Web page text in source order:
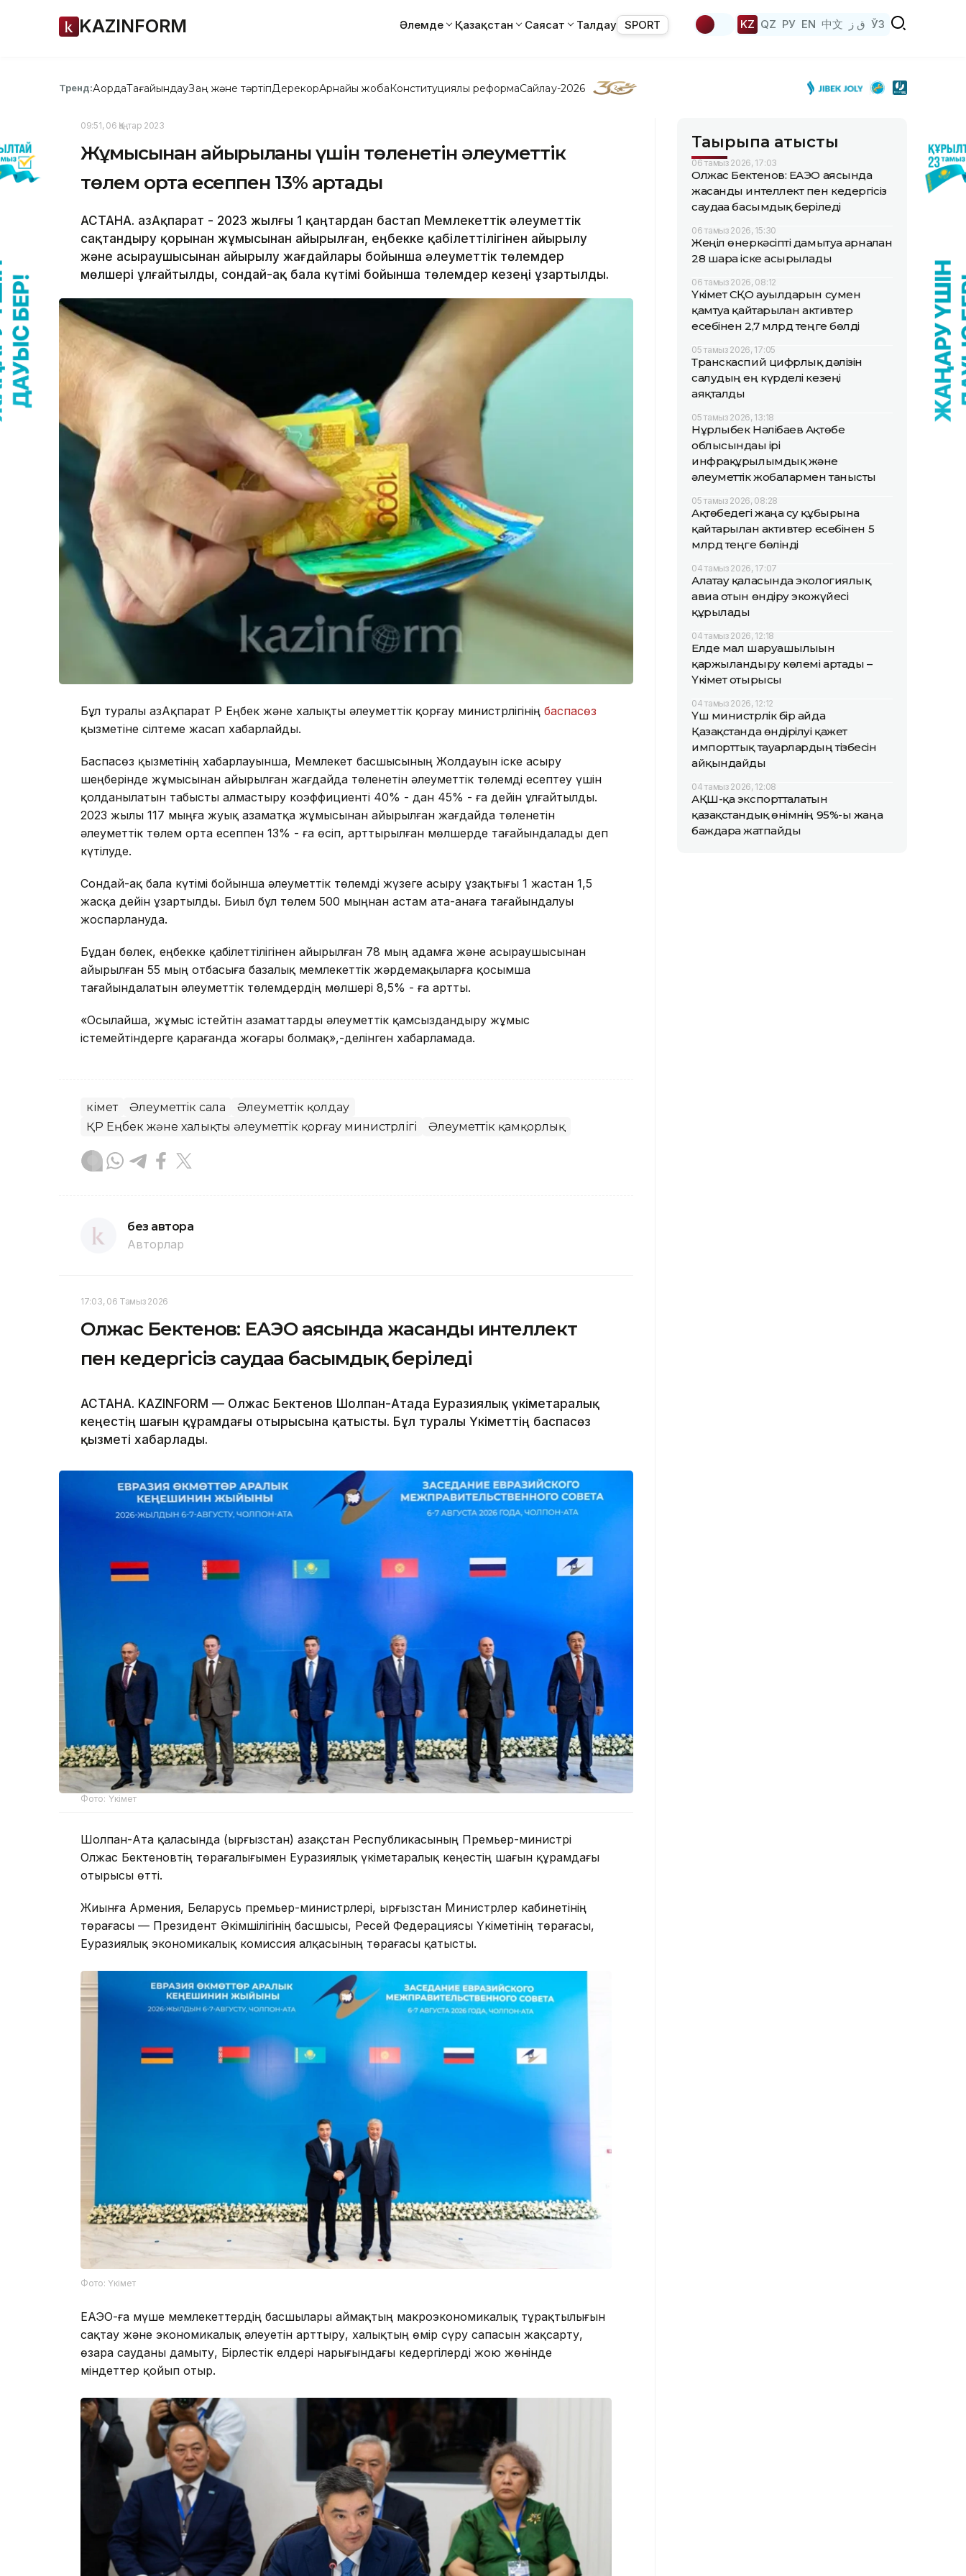
KAZINFORM Әлемде Қазақстан Саясат Талдау SPORT KZ QZ РУ EN 中文 ق ز ЎЗ
Тренд:АқордаТағайындауЗаң және тәртіпДерекқорАрнайы жобаКонституциялық реформаСайлау-2026
09:51, 06 Қаңтар 2023
Жұмысынан айырылғаны үшін төленетін әлеуметтік
төлем орта есеппен 13% артады
АСТАНА. ҚазАқпарат - 2023 жылғы 1 қаңтардан бастап Мемлекеттік әлеуметтік
сақтандыру қорынан жұмысынан айырылған, еңбекке қабілеттілігінен айырылу
және асыраушысынан айырылу жағдайлары бойынша әлеуметтік төлемдер
мөлшері ұлғайтылды, сондай-ақ бала күтімі бойынша төлемдер кезеңі ұзартылды.
Бұл туралы ҚазАқпарат ҚР Еңбек және халықты әлеуметтік қорғау министрлігінің баспасөз
қызметіне сілтеме жасап хабарлайды.
Баспасөз қызметінің хабарлауынша, Мемлекет басшысының Жолдауын іске асыру
шеңберінде жұмысынан айырылған жағдайда төленетін әлеуметтік төлемді есептеу үшін
қолданылатын табысты алмастыру коэффициенті 40% - дан 45% - ға дейін ұлғайтылды.
2023 жылы 117 мыңға жуық азаматқа жұмысынан айырылған жағдайда төленетін
әлеуметтік төлем орта есеппен 13% - ға өсіп, арттырылған мөлшерде тағайындалады деп
күтілуде.
Сондай-ақ бала күтімі бойынша әлеуметтік төлемді жүзеге асыру ұзақтығы 1 жастан 1,5
жасқа дейін ұзартылды. Биыл бұл төлем 500 мыңнан астам ата-анаға тағайындалуы
жоспарлануда.
Бұдан бөлек, еңбекке қабілеттілігінен айырылған 78 мың адамға және асыраушысынан
айырылған 55 мың отбасыға базалық мемлекеттік жәрдемақыларға қосымша
тағайындалатын әлеуметтік төлемдердің мөлшері 8,5% - ға артты.
«Осылайша, жұмыс істейтін азаматтарды әлеуметтік қамсыздандыру жұмыс
істемейтіндерге қарағанда жоғары болмақ»,-делінген хабарламада.
Үкімет Әлеуметтік сала
Әлеуметтік қолдау
ҚР Еңбек және халықты әлеуметтік қорғау министрлігі
Әлеуметтік қамқорлық
без автора
Авторлар
17:03, 06 Тамыз 2026
Олжас Бектенов: ЕАЭО аясында жасанды интеллект
пен кедергісіз саудаға басымдық беріледі
АСТАНА. KAZINFORM — Олжас Бектенов Шолпан-Атада Еуразиялық үкіметаралық
кеңестің шағын құрамдағы отырысына қатысты. Бұл туралы Үкіметтің баспасөз
қызметі хабарлады.
Фото: Үкімет
Шолпан-Ата қаласында (Қырғызстан) Қазақстан Республикасының Премьер-министрі
Олжас Бектеновтің төрағалығымен Еуразиялық үкіметаралық кеңестің шағын құрамдағы
отырысы өтті.
Жиынға Армения, Беларусь премьер-министрлері, Қырғызстан Министрлер кабинетінің
төрағасы — Президент Әкімшілігінің басшысы, Ресей Федерациясы Үкіметінің төрағасы,
Еуразиялық экономикалық комиссия алқасының төрағасы қатысты.
Фото: Үкімет
ЕАЭО-ға мүше мемлекеттердің басшылары аймақтың макроэкономикалық тұрақтылығын
сақтау және экономикалық әлеуетін арттыру, халықтың өмір сүру сапасын жақсарту,
өзара сауданы дамыту, Бірлестік елдері нарығындағы кедергілерді жою жөнінде
міндеттер қойып отыр.
Тақырыпқа қатысты
06 тамыз 2026, 17:03
Олжас Бектенов: ЕАЭО аясында
жасанды интеллект пен кедергісіз
саудаға басымдық беріледі
06 тамыз 2026, 15:30
Жеңіл өнеркәсіпті дамытуға арналған
28 шара іске асырылады
06 тамыз 2026, 08:12
Үкімет СҚО ауылдарын сумен
қамтуға қайтарылған активтер
есебінен 2,7 млрд теңге бөлді
05 тамыз 2026, 17:05
Транскаспий цифрлық дәлізін
салудың ең күрделі кезеңі
аяқталды
05 тамыз 2026, 13:18
Нұрлыбек Нәлібаев Ақтөбе
облысындағы ірі
инфрақұрылымдық және
әлеуметтік жобалармен танысты
05 тамыз 2026, 08:28
Ақтөбедегі жаңа су құбырына
қайтарылған активтер есебінен 5
млрд теңге бөлінді
04 тамыз 2026, 17:07
Алатау қаласында экологиялық
авиа отын өндіру экожүйесі
құрылады
04 тамыз 2026, 12:18
Елде мал шаруашылығын
қаржыландыру көлемі артады –
Үкімет отырысы
04 тамыз 2026, 12:12
Үш министрлік бір айда
Қазақстанда өндірілуі қажет
импорттық тауарлардың тізбесін
айқындайды
04 тамыз 2026, 12:08
АҚШ-қа экспортталатын
қазақстандық өнімнің 95%-ы жаңа
баждарға жатпайды